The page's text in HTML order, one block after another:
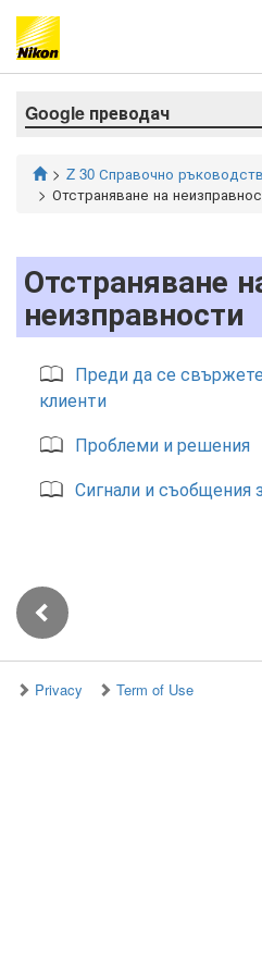
Google преводач
Z 30 Справочно
Отстраняване на
Отстраняване
неизправности
Преди да се
клиенти
Проблеми и решения
Сигнали и съобщения
Privacy Term of Use